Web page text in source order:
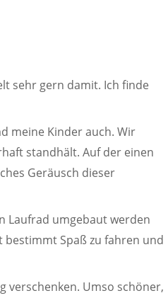
sehr gern damit. Ich finde
meine Kinder auch. Wir
standhält. Auf der einen
Geräusch dieser
Laufrad umgebaut werden
bestimmt Spaß zu fahren und
verschenken. Umso schöner,